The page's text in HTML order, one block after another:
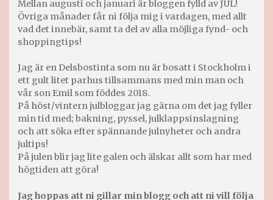
Mellan augusti och januari är bloggen fylld av JUL!
Övriga månader får ni följa mig i vardagen, med allt
vad det innebär, samt ta del av alla möjliga fynd- och
shoppingtips!
Jag är en Delsbostinta som nu är bosatt i Stockholm i
ett gult litet parhus tillsammans med min man och
vår son Emil som föddes 2018.
På höst/vintern julbloggar jag gärna om det jag fyller
min tid med; bakning, pyssel, julklappsinslagning
och att söka efter spännande julnyheter och andra
jultips!
På julen blir jag lite galen och älskar allt som har med
högtiden att göra!
Jag hoppas att ni gillar min blogg och att ni vill följa